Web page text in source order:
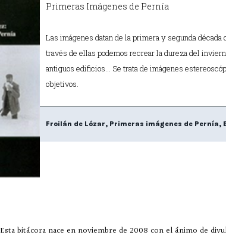
Primeras Imágenes de Pernía
Las imágenes datan de la primera y segunda década
través de ellas podemos recrear la dureza del
antiguos edificios… Se trata de imágenes
objetivos.
Froilán de Lózar, Primeras imágenes de Pernía,
Esta bitácora nace en noviembre de 2008 con el ánimo de